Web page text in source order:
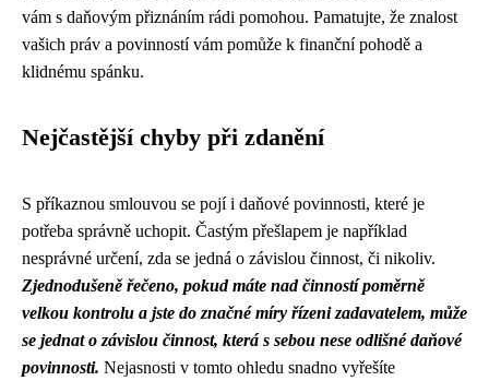
vám s daňovým přiznáním rádi pomohou. Pamatujte, že znalost
vašich práv a povinností vám pomůže k finanční pohodě a
klidnému spánku.
Nejčastější chyby při zdanění
S příkaznou smlouvou se pojí i daňové povinnosti, které je
potřeba správně uchopit. Častým přešlapem je například
nesprávné určení, zda se jedná o závislou činnost, či nikoliv.
Zjednodušeně řečeno, pokud máte nad činností poměrně
velkou kontrolu a jste do značné míry řízeni zadavatelem, může
se jednat o závislou činnost, která s sebou nese odlišné daňové
povinnosti. Nejasnosti v tomto ohledu snadno vyřešíte